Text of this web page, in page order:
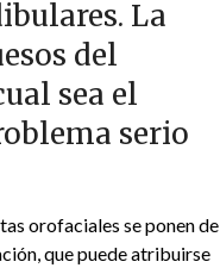
La
del
sea el
serio
orofaciales se ponen de
que puede atribuirse